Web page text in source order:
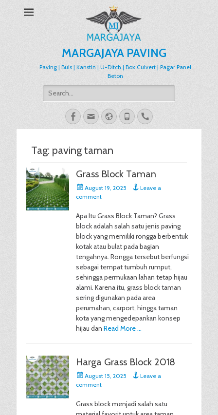
MARGAJAYA PAVING
Paving | Buis | Kanstin | U-Ditch | Box Culvert | Pagar Panel
Beton
Search
for:
Facebook
EmailWebsite
PhoneHandset
Tag: paving taman
Grass Block Taman
Posted
on
August 19, 2025
Leave a
comment
Apa Itu Grass Block Taman? Grass
block adalah salah satu jenis paving
block yang memiliki rongga berbentuk
kotak atau bulat pada bagian
tengahnya. Rongga tersebut berfungsi
sebagai tempat tumbuh rumput,
sehingga permukaan lahan tetap hijau
alami. Karena itu, grass block taman
sering digunakan pada area
perumahan, carport, hingga taman
kota yang mengedepankan konsep
hijau dan Read More …
Harga Grass Block 2018
Posted
on
August 15, 2025
Leave a
comment
Grass block menjadi salah satu